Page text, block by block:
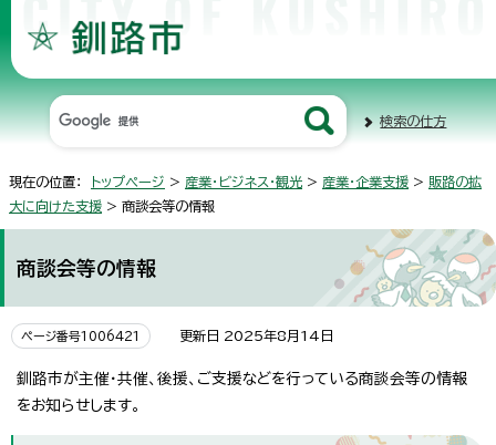
検索の仕方
現在の位置： トップページ > 産業・ビジネス・観光 > 産業・企業支援 > 販路の拡
大に向けた支援 > 商談会等の情報
商談会等の情報
ページ番号1006421 更新日 2025年8月14日
釧路市が主催・共催、後援、ご支援などを行っている商談会等の情報
をお知らせします。